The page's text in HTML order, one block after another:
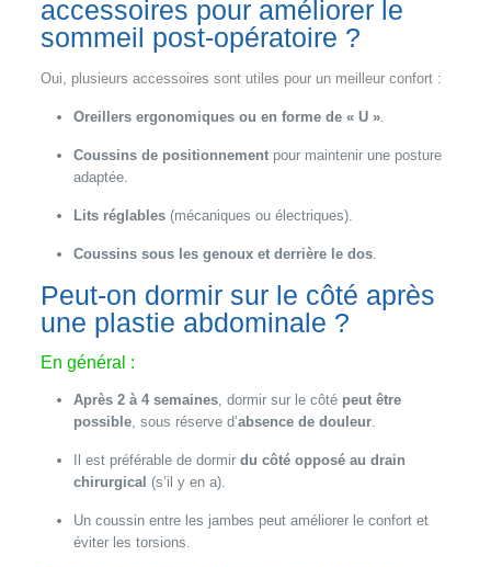
accessoires pour améliorer le
sommeil post-opératoire ?
Oui, plusieurs accessoires sont utiles pour un meilleur confort :
Oreillers ergonomiques ou en forme de « U ».
Coussins de positionnementpour maintenir une posture
adaptée.
Lits réglables(mécaniques ou électriques).
Coussins sous les genoux et derrière le dos.
Peut-on dormir sur le côté après
une plastie abdominale ?
En général :
Après 2 à 4 semaines, dormir sur le côté peut être
possible, sous réserve d’absence de douleur.
Il est préférable de dormir du côté opposé au drain
chirurgical (s’il y en a).
Un coussin entre les jambes peut améliorer le confort et
éviter les torsions.